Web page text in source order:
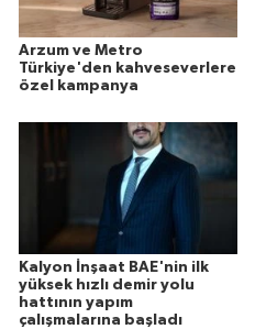
Arzum ve Metro
Türkiye'den kahveseverlere
özel kampanya
Kalyon İnşaat BAE'nin ilk
yüksek hızlı demir yolu
hattının yapım
çalışmalarına başladı